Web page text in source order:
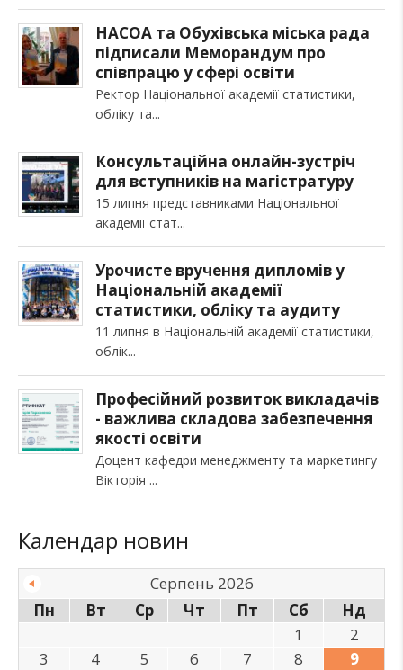
НАСОА та Обухівська міська рада
підписали Меморандум про
співпрацю у сфері освіти
Ректор Національної академії статистики,
обліку та
Консультаційна онлайн-зустріч
для вступників на магістратуру
15 липня представниками Національної
академії стат
Урочисте вручення дипломів у
Національній академії
статистики, обліку та аудиту
11 липня в Національній академії статистики,
облік
Професійний розвиток викладачів
- важлива складова забезпечення
якості освіти
Доцент кафедри менеджменту та маркетингу
Вікторія
Календар новин
Серпень 2026
Пн
Вт Ср Чт Пт Сб
Нд
1
2
3
4 5 6 7 8
9